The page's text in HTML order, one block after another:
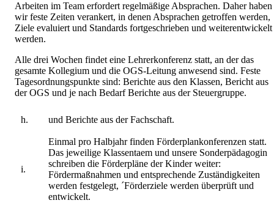
Arbeiten im Team erfordert regelmäßige Absprachen. Daher haben
wir feste Zeiten verankert, in denen Absprachen getroffen werden,
Ziele evaluiert und Standards fortgeschrieben und weiterentwickelt
werden.
Alle drei Wochen findet eine Lehrerkonferenz statt, an der das
gesamte Kollegium und die OGS-Leitung anwesend sind. Feste
Tagesordnungspunkte sind: Berichte aus den Klassen, Bericht aus
der OGS und je nach Bedarf Berichte aus der Steuergruppe.
h. und Berichte aus der Fachschaft.
i.
Einmal pro Halbjahr finden Förderplankonferenzen statt.
Das jeweilige Klassentaem und unsere Sonderpädagogin
schreiben die Förderpläne der Kinder weiter:
Fördermaßnahmen und entsprechende Zuständigkeiten
werden festgelegt, ´Förderziele werden überprüft und
entwickelt.